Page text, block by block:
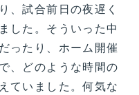
、試合前日の夜遅く
した。そういった中
ったり、ホーム開催
、どのような時間の
ていました。何気な